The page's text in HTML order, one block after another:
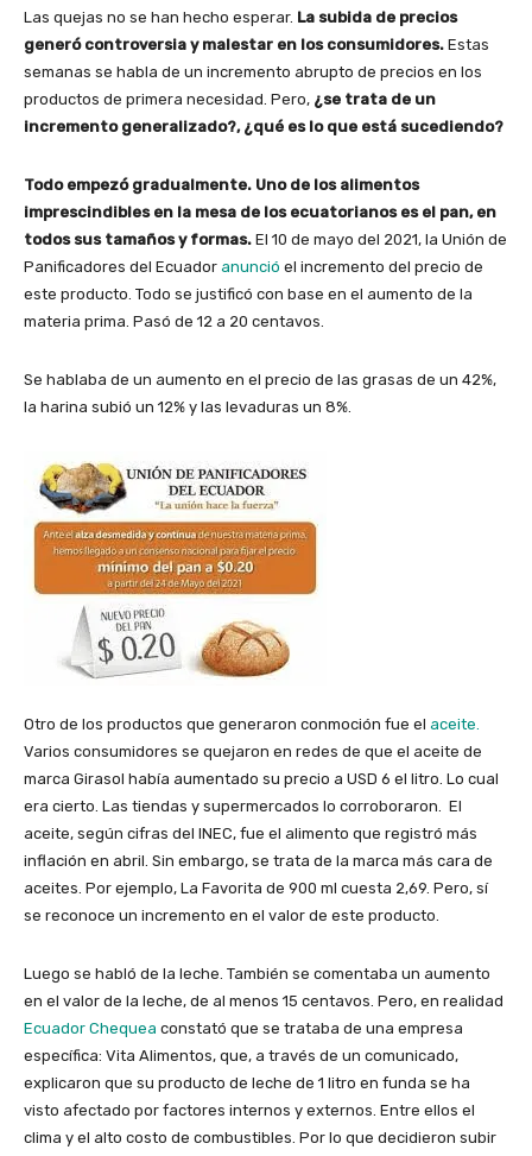
Las quejas no se han hecho esperar. La subida de precios
generó controversia y malestar en los consumidores. Estas
semanas se habla de un incremento abrupto de precios en los
productos de primera necesidad. Pero, ¿se trata de un
incremento generalizado?, ¿qué es lo que está sucediendo?
Todo empezó gradualmente. Uno de los alimentos
imprescindibles en la mesa de los ecuatorianos es el pan, en
todos sus tamaños y formas. El 10 de mayo del 2021, la Unión de
Panificadores del Ecuador anunció el incremento del precio de
este producto. Todo se justificó con base en el aumento de la
materia prima. Pasó de 12 a 20 centavos.
Se hablaba de un aumento en el precio de las grasas de un 42%,
la harina subió un 12% y las levaduras un 8%.
Otro de los productos que generaron conmoción fue el aceite.
Varios consumidores se quejaron en redes de que el aceite de
marca Girasol había aumentado su precio a USD 6 el litro. Lo cual
era cierto. Las tiendas y supermercados lo corroboraron. El
aceite, según cifras del INEC, fue el alimento que registró más
inflación en abril. Sin embargo, se trata de la marca más cara de
aceites. Por ejemplo, La Favorita de 900 ml cuesta 2,69. Pero, sí
se reconoce un incremento en el valor de este producto.
Luego se habló de la leche. También se comentaba un aumento
en el valor de la leche, de al menos 15 centavos. Pero, en realidad
Ecuador Chequea constató que se trataba de una empresa
específica: Vita Alimentos, que, a través de un comunicado,
explicaron que su producto de leche de 1 litro en funda se ha
visto afectado por factores internos y externos. Entre ellos el
clima y el alto costo de combustibles. Por lo que decidieron subir